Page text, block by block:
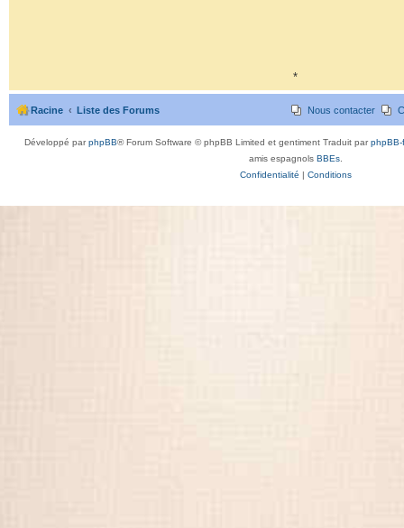
*
Racine Liste des Forums Nous contacter
Développé parphpBB® Forum Software © phpBB Limited et gentiment Traduit parphpBB-
amis espagnols BBEs.
Confidentialité | Conditions